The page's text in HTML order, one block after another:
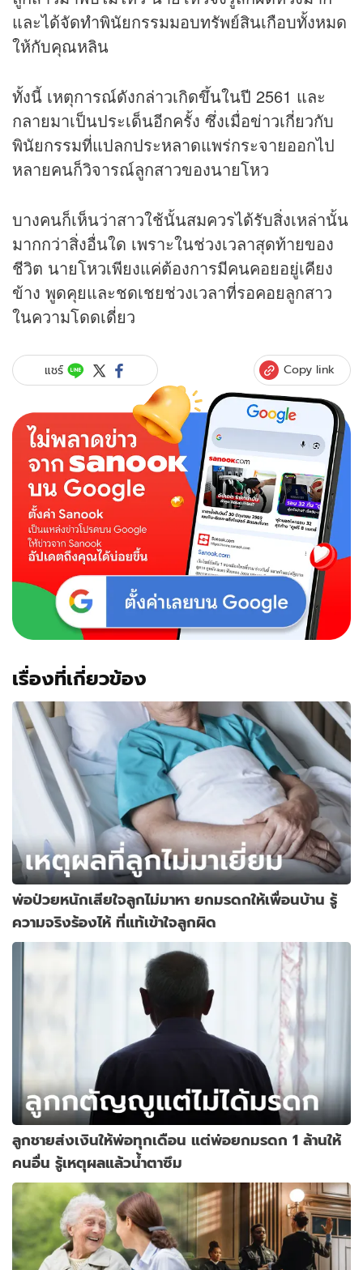
และได้จัดทำพินัยกรรมมอบทรัพย์สินเกือบทั้งหมด
ให้กับคุณหลิน
ทั้งนี้ เหตุการณ์ดังกล่าวเกิดขึ้นในปี 2561 และ
กลายมาเป็นประเด็นอีกครั้ง ซึ่งเมื่อข่าวเกี่ยวกับ
พินัยกรรมที่แปลกประหลาดแพร่กระจายออกไป
หลายคนก็วิจารณ์ลูกสาวของนายโหว
บางคนก็เห็นว่าสาวใช้นั้นสมควรได้รับสิ่งเหล่านั้น
มากกว่าสิ่งอื่นใด เพราะในช่วงเวลาสุดท้ายของ
ชีวิต นายโหวเพียงแค่ต้องการมีคนคอยอยู่เคียง
ข้าง พูดคุยและชดเชยช่วงเวลาที่รอคอยลูกสาว
ในความโดดเดี่ยว
แชร์ Copy link
เรื่องที่เกี่ยวข้อง
พ่อป่วยหนักเสียใจลูกไม่มาหา ยกมรดกให้เพื่อนบ้าน รู้
ความจริงร้องไห้ ที่แท้เข้าใจลูกผิด
ลูกชายส่งเงินให้พ่อทุกเดือน แต่พ่อยกมรดก 1 ล้านให้
คนอื่น รู้เหตุผลแล้วน้ำตาซึม